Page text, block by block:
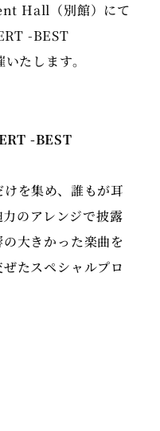
Hall（別館）にて
-BEST
たします。
-BEST
を集め、誰もが耳
のアレンジで披露
大きかった楽曲を
たスペシャルプロ